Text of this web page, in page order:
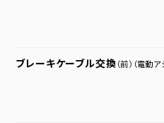
ブレーキケーブル交換 （前） （電動